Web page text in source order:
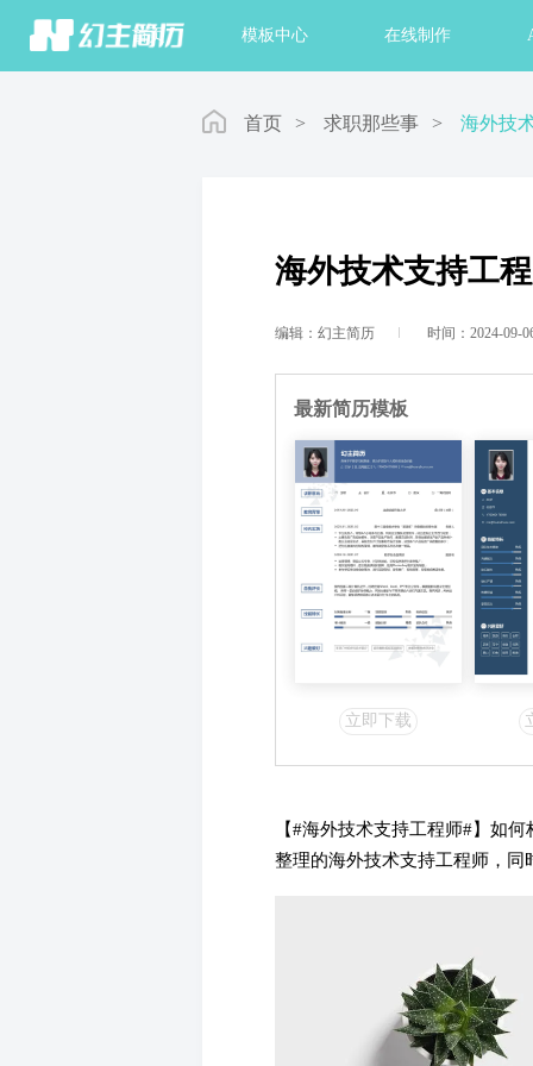
首页 模板中心 在线制作
首页 > 求职那些事 > 海外技
海外技术支持工
编辑：幻主简历 时间：2024-09-
最新简历模板
立即下载
【#海外技术支持工程师#】如
整理的海外技术支持工程师，